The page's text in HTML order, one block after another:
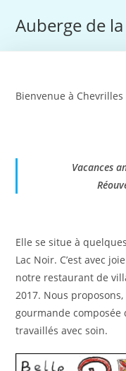
Auberge de
Bienvenue à
Vacances
Elle se situe à
Lac Noir. C’est avec
notre restaurant de
2017. Nous
gourmande
travaillés avec soin.